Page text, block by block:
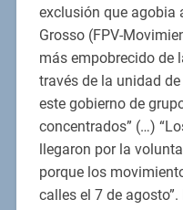
exclusión que agobia
Grosso (FPV-
más empobrecido de
través de la unidad
este gobierno de
concentrados” (…)
llegaron por la
porque los
calles el 7 de